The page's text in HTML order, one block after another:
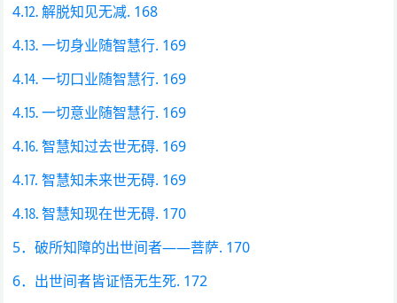
4.⒓ 解脱知见无减. 168
4.⒔ 一切身业随智慧行. 169
4.⒕ 一切口业随智慧行. 169
4.⒖ 一切意业随智慧行. 169
4.⒗ 智慧知过去世无碍. 169
4.⒘ 智慧知未来世无碍. 169
4.⒙ 智慧知现在世无碍. 170
5．破所知障的出世间者——菩萨. 170
6．出世间者皆证悟无生死. 172